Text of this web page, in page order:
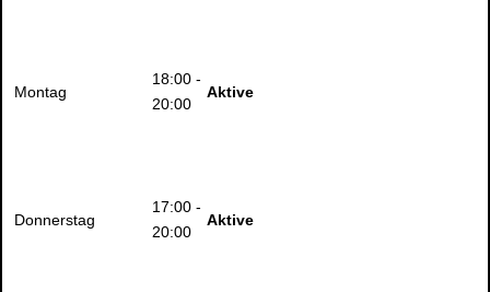
Montag
18:00 -
20:00
Aktive
Donnerstag
17:00 -
20:00
Aktive